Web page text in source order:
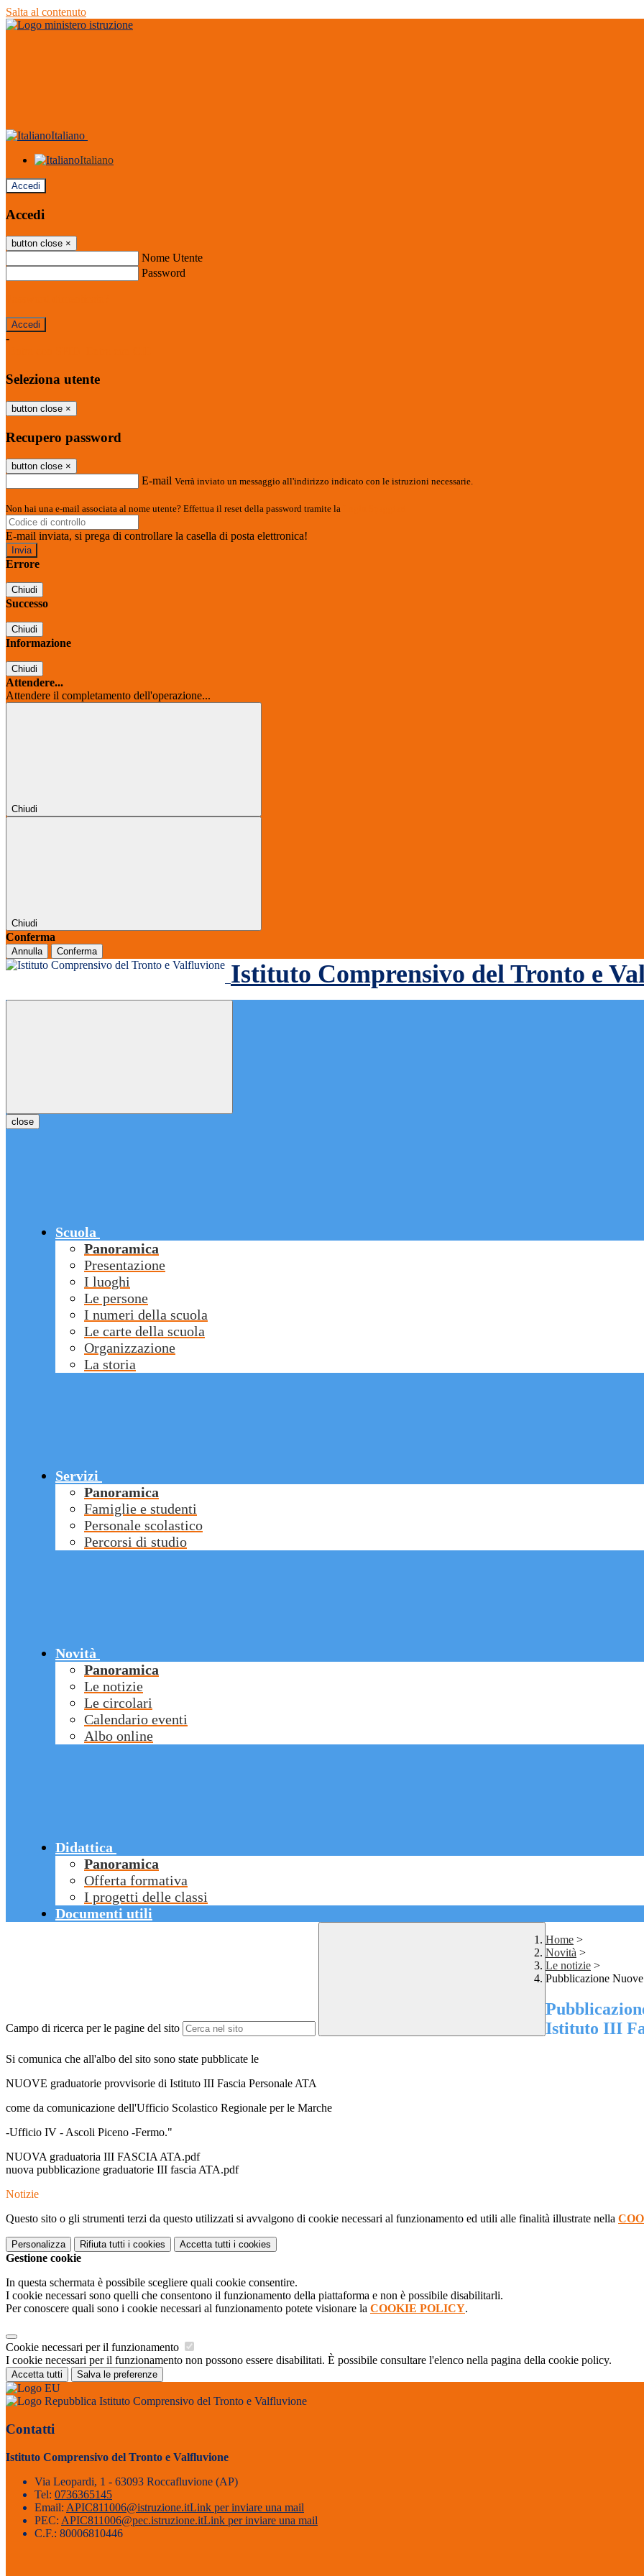
Salta al contenuto
Italiano
Italiano
Accedi
Accedi
button close ×
Nome Utente
Password
-
Seleziona utente
button close ×
Recupero password
button close ×
E-mail Verrà inviato un messaggio all'indirizzo indicato con le istruzioni necessarie.
Non hai una e-mail associata al nome utente? Effettua il reset della password tramite la
E-mail inviata, si prega di controllare la casella di posta elettronica!
Errore
Chiudi
Successo
Chiudi
Informazione
Chiudi
Attendere...
Attendere il completamento dell'operazione...
Chiudi
Chiudi
Conferma
Annulla Conferma
Istituto Comprensivo del Tronto e
close
Scuola
Panoramica
Presentazione
I luoghi
Le persone
I numeri della scuola
Le carte della scuola
Organizzazione
La storia
Servizi
Panoramica
Famiglie e studenti
Personale scolastico
Percorsi di studio
Novità
Panoramica
Le notizie
Le circolari
Calendario eventi
Albo online
Didattica
Panoramica
Offerta formativa
I progetti delle classi
Documenti utili
Campo di ricerca per le pagine del sito
Home >
Novità >
Le notizie >
Pubblicazione
Istituto III
Si comunica che all'albo del sito sono state pubblicate le
NUOVE graduatorie provvisorie di Istituto III Fascia Personale ATA
come da comunicazione dell'Ufficio Scolastico Regionale per le Marche
-Ufficio IV - Ascoli Piceno -Fermo."
NUOVA graduatoria III FASCIA ATA.pdf
nuova pubblicazione graduatorie III fascia ATA.pdf
Notizie
Questo sito o gli strumenti terzi da questo utilizzati si avvalgono di cookie necessari al funzionamento ed utili alle finalità illustrate nella
Personalizza Rifiuta tutti i cookies Accetta tutti i cookies
Gestione cookie
In questa schermata è possibile scegliere quali cookie consentire.
I cookie necessari sono quelli che consentono il funzionamento della piattaforma e non è possibile disabilitarli.
Per conoscere quali sono i cookie necessari al funzionamento potete visionare la COOKIE POLICY.
Cookie necessari per il funzionamento
I cookie necessari per il funzionamento non possono essere disabilitati. È possibile consultare l'elenco nella pagina della cookie policy.
Accetta tutti Salva le preferenze
Istituto Comprensivo del Tronto e Valfluvione
Contatti
Istituto Comprensivo del Tronto e Valfluvione
Via Leopardi, 1 - 63093 Roccafluvione (AP)
Tel: 0736365145
Email: APIC811006@istruzione.itLink per inviare una mail
PEC: APIC811006@pec.istruzione.itLink per inviare una mail
C.F.: 80006810446